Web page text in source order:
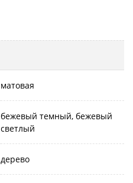
матовая
бежевый темный, бежевый
светлый
дерево